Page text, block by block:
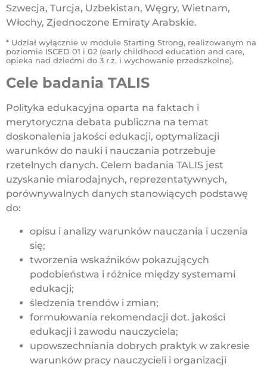
Szwecja, Turcja, Uzbekistan, Węgry, Wietnam,
Włochy, Zjednoczone Emiraty Arabskie.
* Udział wyłącznie w module Starting Strong, realizowanym na
poziomie ISCED 01 i 02 (early childhood education and care,
opieka nad dziećmi do 3 r.ż. i wychowanie przedszkolne).
Cele badania TALIS
Polityka edukacyjna oparta na faktach i
merytoryczna debata publiczna na temat
doskonalenia jakości edukacji, optymalizacji
warunków do nauki i nauczania potrzebuje
rzetelnych danych. Celem badania TALIS jest
uzyskanie miarodajnych, reprezentatywnych,
porównywalnych danych stanowiących podstawę
do:
opisu i analizy warunków nauczania i uczenia
się;
tworzenia wskaźników pokazujących
podobieństwa i różnice między systemami
edukacji;
śledzenia trendów i zmian;
formułowania rekomendacji dot. jakości
edukacji i zawodu nauczyciela;
upowszechniania dobrych praktyk w zakresie
warunków pracy nauczycieli i organizacji